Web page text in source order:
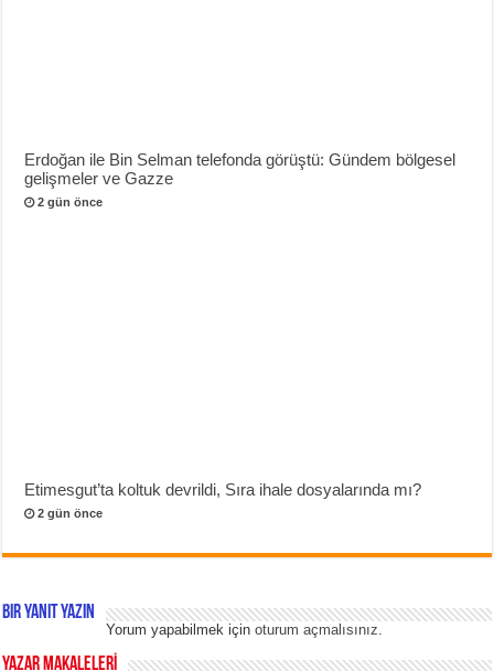
Erdoğan ile Bin Selman telefonda görüştü: Gündem bölgesel
gelişmeler ve Gazze
2 gün önce
Etimesgut’ta koltuk devrildi, Sıra ihale dosyalarında mı?
2 gün önce
Bir yanıt yazın
Yorum yapabilmek içinoturum açmalısınız.
YAZAR MAKALELERİ